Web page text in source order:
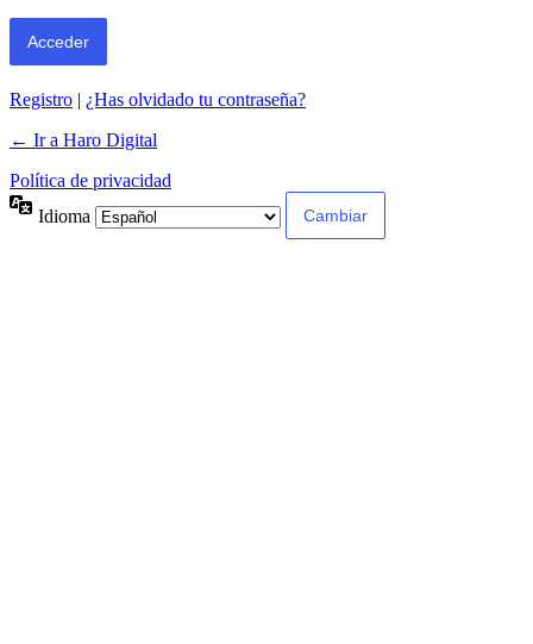
Registro | ¿Has olvidado tu contraseña?
← Ir a Haro Digital
Política de privacidad
Idioma